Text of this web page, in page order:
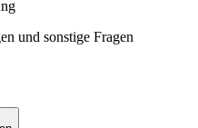
und sonstige Fragen